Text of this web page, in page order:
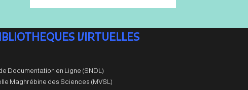
VIRTUELLES
Documentation en Ligne (SNDL)
Maghrébine des Sciences (MVSL)